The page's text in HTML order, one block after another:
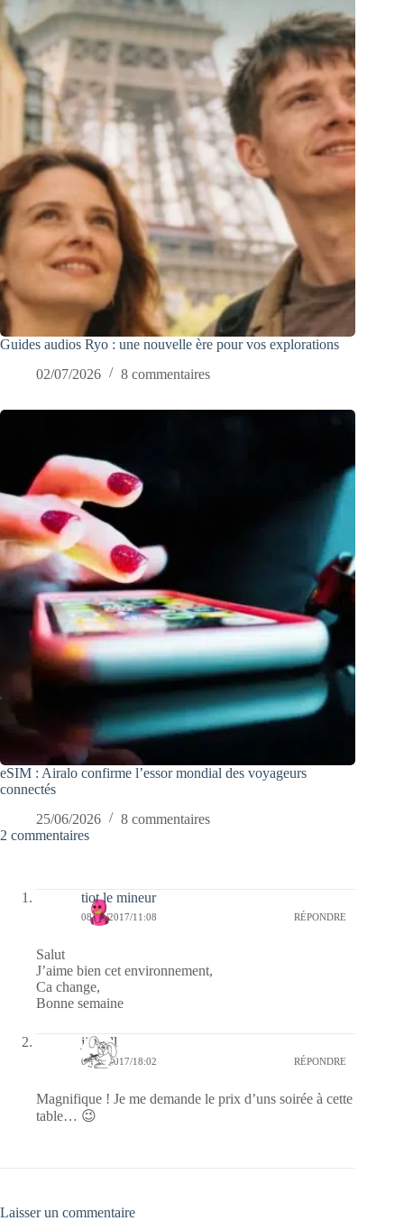
Guides audios Ryo : une nouvelle ère pour vos explorations
02/07/2026
8 commentaires
eSIM : Airalo confirme l’essor mondial des voyageurs
connectés
25/06/2026
8 commentaires
2 commentaires
tiot le mineur
08/10/2017/11:08 RÉPONDRE
Salut
J’aime bien cet environnement,
Ca change,
Bonne semaine
jill bill
07/10/2017/18:02 RÉPONDRE
Magnifique ! Je me demande le prix d’uns soirée à cette
table… 😉
Laisser un commentaire